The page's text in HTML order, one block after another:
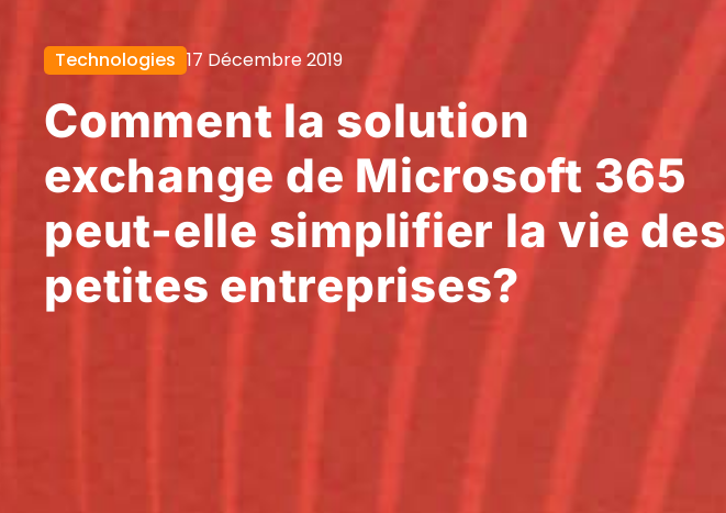
Technologies 17 Décembre 2019
Comment la solution
exchange de Microsoft 365
peut-elle simplifier la vie des
petites entreprises?